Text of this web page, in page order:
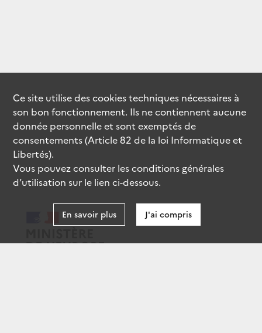
Ce site utilise descookiestechniques nécessaires à
son bon fonctionnement. Ils ne contiennent aucune
donnée personnelle et sont exemptés de
consentements (Article 82 de la loi Informatique et
Libertés).
Vous pouvez consulter les conditions générales
d’utilisation sur le lien ci-dessous.
En savoir plus J'ai compris